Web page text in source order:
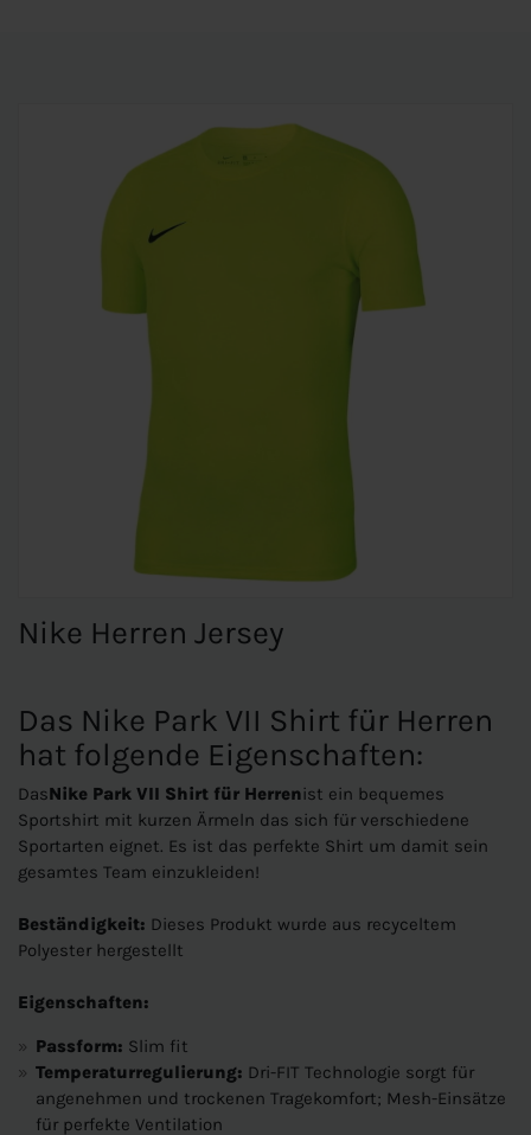
Nike Herren Jersey
Das Nike Park VII Shirt für Herren
hat folgende Eigenschaften:
DasNike Park VII Shirt für Herrenist ein bequemes
Sportshirt mit kurzen Ärmeln das sich für verschiedene
Sportarten eignet. Es ist das perfekte Shirt um damit sein
gesamtes Team einzukleiden!
Beständigkeit: Dieses Produkt wurde aus recyceltem
Polyester hergestellt
Eigenschaften:
Passform: Slim fit
Temperaturregulierung: Dri-FIT Technologie sorgt für
angenehmen und trockenen Tragekomfort; Mesh-Einsätze
für perfekte Ventilation